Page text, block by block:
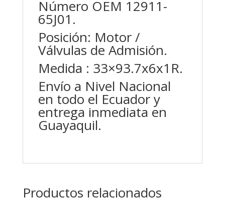
Número OEM 12911-
65J01.
Posición: Motor /
Válvulas de Admisión.
Medida : 33×93.7x6x1R.
Envío a Nivel Nacional
en todo el Ecuador y
entrega inmediata en
Guayaquil.
Productos relacionados